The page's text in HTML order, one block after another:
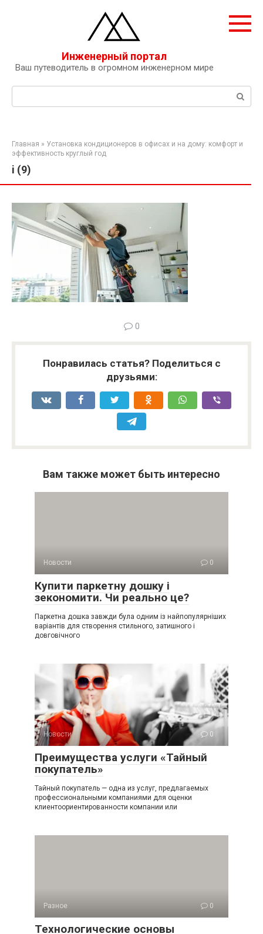
Инженерный портал
Ваш путеводитель в огромном инженерном мире
Поиск:
Главная » Установка кондиционеров в офисах и на дому: комфорт и
эффективность круглый год
i (9)
0
Понравилась статья? Поделиться с
друзьями:
Вам также может быть интересно
Новости 0
Купити паркетну дошку і
зекономити. Чи реально це?
Паркетна дошка завжди була одним із найпопулярніших
варіантів для створення стильного, затишного і
довговічного
Новости 0
Преимущества услуги «Тайный
покупатель»
Тайный покупатель — одна из услуг, предлагаемых
профессиональными компаниями для оценки
клиентоориентированности компании или
Разное 0
Технологические основы